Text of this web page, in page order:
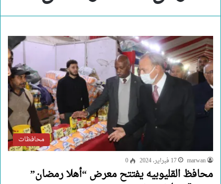
محافظات
marwan 17 فبراير، 2024 0
محافظ القليوبيه يفتتح معرض “أهلا رمضان”